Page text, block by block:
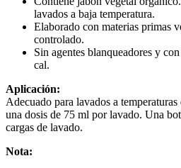
lavados a baja temperatura.
Elaborado con materias primas
controlado.
Sin agentes blanqueadores y
cal.
Aplicación:
Adecuado para lavados a temperaturas
una dosis de 75 ml por lavado. Una
cargas de lavado.
Nota: